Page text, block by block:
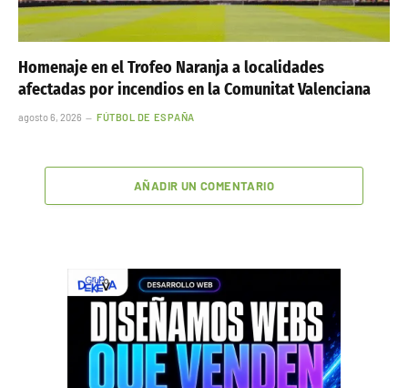
Homenaje en el Trofeo Naranja a localidades
afectadas por incendios en la Comunitat Valenciana
agosto 6, 2026 FÚTBOL DE ESPAÑA
AÑADIR UN COMENTARIO